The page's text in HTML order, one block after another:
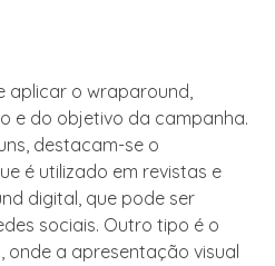
aplicar o wraparound,
e do objetivo da campanha.
destacam-se o
é utilizado em revistas e
digital, que pode ser
sociais. Outro tipo é o
onde a apresentação visual